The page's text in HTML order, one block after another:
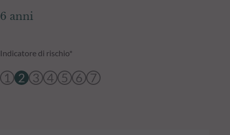
6 anni
Indicatore di rischio*
1 2 3 4 5 6 7